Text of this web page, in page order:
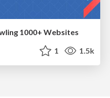
1000+ Websites
1 1.5k